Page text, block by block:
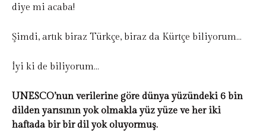
diye mi acaba!
Şimdi, artık biraz Türkçe, biraz da Kürtçe biliyorum…
İyi ki de biliyorum…
UNESCO’nun verilerine göre dünya yüzündeki 6 bin
dilden yarısının yok olmakla yüz yüze ve her iki
haftada bir bir dil yok oluyormuş.